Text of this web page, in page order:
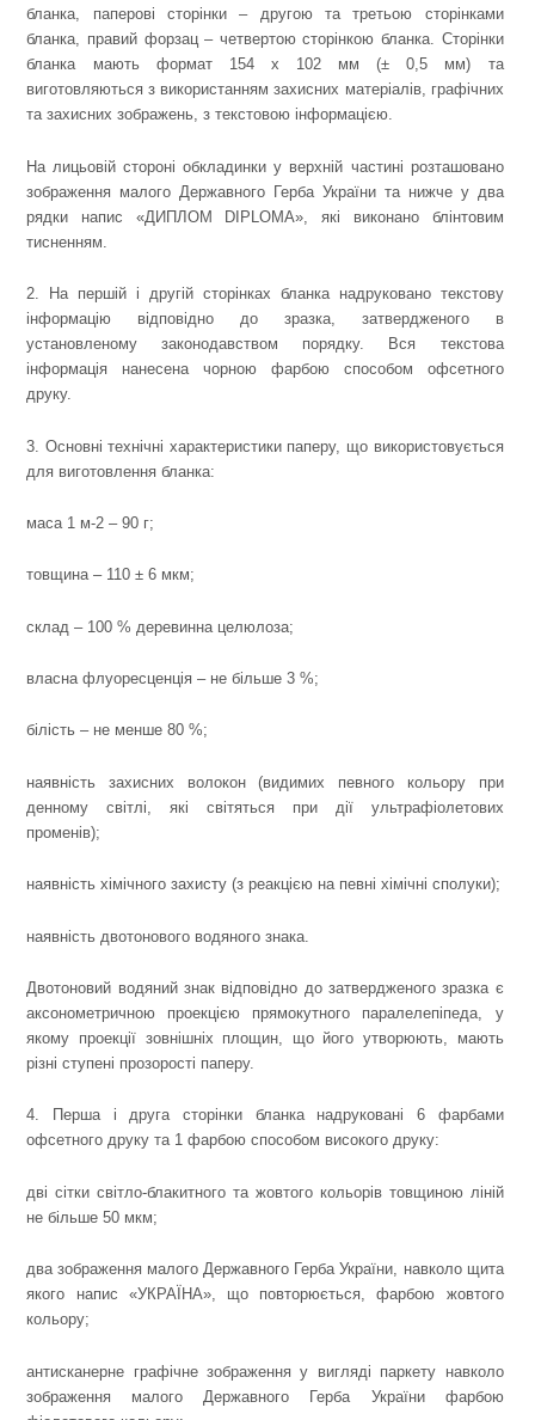
бланка, паперові сторінки – другою та третьою сторінками
бланка, правий форзац – четвертою сторінкою бланка. Сторінки
бланка мають формат 154 х 102 мм (± 0,5 мм) та
виготовляються з використанням захисних матеріалів, графічних
та захисних зображень, з текстовою інформацією.
На лицьовій стороні обкладинки у верхній частині розташовано
зображення малого Державного Герба України та нижче у два
рядки напис «ДИПЛОМ DIPLOMA», які виконано блінтовим
тисненням.
2. На першій і другій сторінках бланка надруковано текстову
інформацію відповідно до зразка, затвердженого в
установленому законодавством порядку. Вся текстова
інформація нанесена чорною фарбою способом офсетного
друку.
3. Основні технічні характеристики паперу, що використовується
для виготовлення бланка:
маса 1 м-2 – 90 г;
товщина – 110 ± 6 мкм;
склад – 100 % деревинна целюлоза;
власна флуоресценція – не більше 3 %;
білість – не менше 80 %;
наявність захисних волокон (видимих певного кольору при
денному світлі, які світяться при дії ультрафіолетових
променів);
наявність хімічного захисту (з реакцією на певні хімічні сполуки);
наявність двотонового водяного знака.
Двотоновий водяний знак відповідно до затвердженого зразка є
аксонометричною проекцією прямокутного паралелепіпеда, у
якому проекції зовнішніх площин, що його утворюють, мають
різні ступені прозорості паперу.
4. Перша і друга сторінки бланка надруковані 6 фарбами
офсетного друку та 1 фарбою способом високого друку:
дві сітки світло-блакитного та жовтого кольорів товщиною ліній
не більше 50 мкм;
два зображення малого Державного Герба України, навколо щита
якого напис «УКРАЇНА», що повторюється, фарбою жовтого
кольору;
антисканерне графічне зображення у вигляді паркету навколо
зображення малого Державного Герба України фарбою